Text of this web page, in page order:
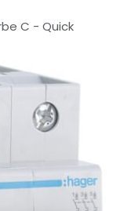
C - Quick